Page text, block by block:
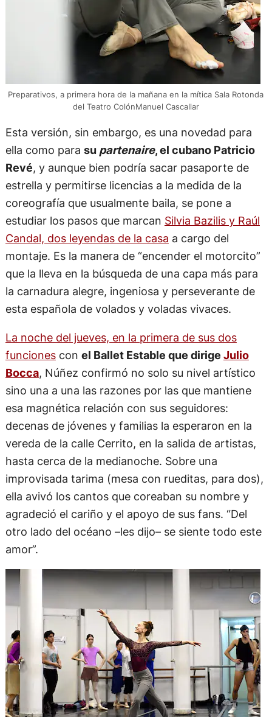
Preparativos, a primera hora de la mañana en la mítica Sala Rotonda
del Teatro ColónManuel Cascallar
Esta versión, sin embargo, es una novedad para
ella como para su partenaire, el cubano Patricio
Revé, y aunque bien podría sacar pasaporte de
estrella y permitirse licencias a la medida de la
coreografía que usualmente baila, se pone a
estudiar los pasos que marcan Silvia Bazilis y Raúl
Candal, dos leyendas de la casa a cargo del
montaje. Es la manera de “encender el motorcito”
que la lleva en la búsqueda de una capa más para
la carnadura alegre, ingeniosa y perseverante de
esta española de volados y voladas vivaces.
La noche del jueves, en la primera de sus dos
funcionescon el Ballet Estable que dirige Julio
Bocca, Núñez confirmó no solo su nivel artístico
sino una a una las razones por las que mantiene
esa magnética relación con sus seguidores:
decenas de jóvenes y familias la esperaron en la
vereda de la calle Cerrito, en la salida de artistas,
hasta cerca de la medianoche. Sobre una
improvisada tarima (mesa con rueditas, para dos),
ella avivó los cantos que coreaban su nombre y
agradeció el cariño y el apoyo de sus fans. “Del
otro lado del océano –les dijo– se siente todo este
amor”.